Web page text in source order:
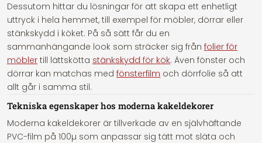
Dessutom hittar du lösningar för att skapa ett enhetligt
uttryck i hela hemmet, till exempel för möbler, dörrar eller
stänkskydd i köket. På så sätt får du en
sammanhängande look som sträcker sig från folier för
möbler till lättskötta stänkskydd för kök. Även fönster och
dörrar kan matchas med fönsterfilm och dörrfolie så att
allt går i samma stil.
Tekniska egenskaper hos moderna kakeldekorer
Moderna kakeldekorer är tillverkade av en självhäftande
PVC-film på 100µ som anpassar sig tätt mot släta och